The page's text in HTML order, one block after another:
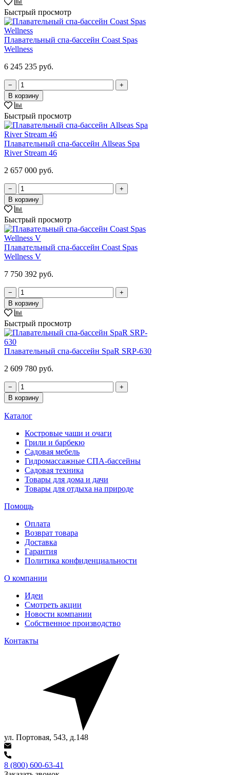
Быстрый просмотр
Плавательный спа-бассейн Coast Spas
Wellness
6 245 235 руб.
−
+
В корзину
Быстрый просмотр
Плавательный спа-бассейн Allseas Spa
River Stream 46
2 657 000 руб.
−
+
В корзину
Быстрый просмотр
Плавательный спа-бассейн Coast Spas
Wellness V
7 750 392 руб.
−
+
В корзину
Быстрый просмотр
Плавательный спа-бассейн SpaR SRP-630
2 609 780 руб.
−
+
В корзину
Каталог
Костровые чаши и очаги
Грили и барбекю
Садовая мебель
Гидромассажные СПА-бассейны
Садовая техника
Товары для дома и дачи
Товары для отдыха на природе
Помощь
Оплата
Возврат товара
Доставка
Гарантия
Политика конфиденциальности
О компании
Идеи
Смотреть акции
Новости компании
Собственное производство
Контакты
ул. Портовая, 543, д.148
8 (800) 600-63-41